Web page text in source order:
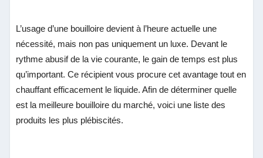
L’usage d’une bouilloire devient à l’heure actuelle une
nécessité, mais non pas uniquement un luxe. Devant le
rythme abusif de la vie courante, le gain de temps est plus
qu’important. Ce récipient vous procure cet avantage tout en
chauffant efficacement le liquide. Afin de déterminer quelle
est la meilleure bouilloire du marché, voici une liste des
produits les plus plébiscités.